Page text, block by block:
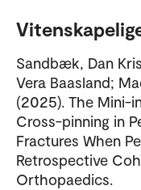
Sandbæk, Dan
Vera Baasland;
(2025). The Mini-
Cross-pinning in
Fractures When
Retrospective
Orthopaedics.